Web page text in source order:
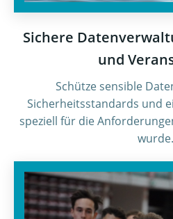
Sichere
und
Schütze sensible
Sicherheitsstandards und
speziell für die
wurde.